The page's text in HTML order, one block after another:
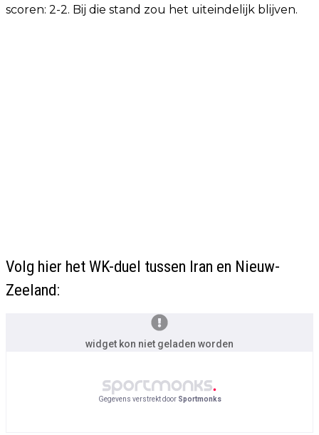
scoren: 2-2. Bij die stand zou het uiteindelijk blijven.
Volg hier het WK-duel tussen Iran en Nieuw-
Zeeland:
widget kon niet geladen worden
Gegevens verstrekt door Sportmonks